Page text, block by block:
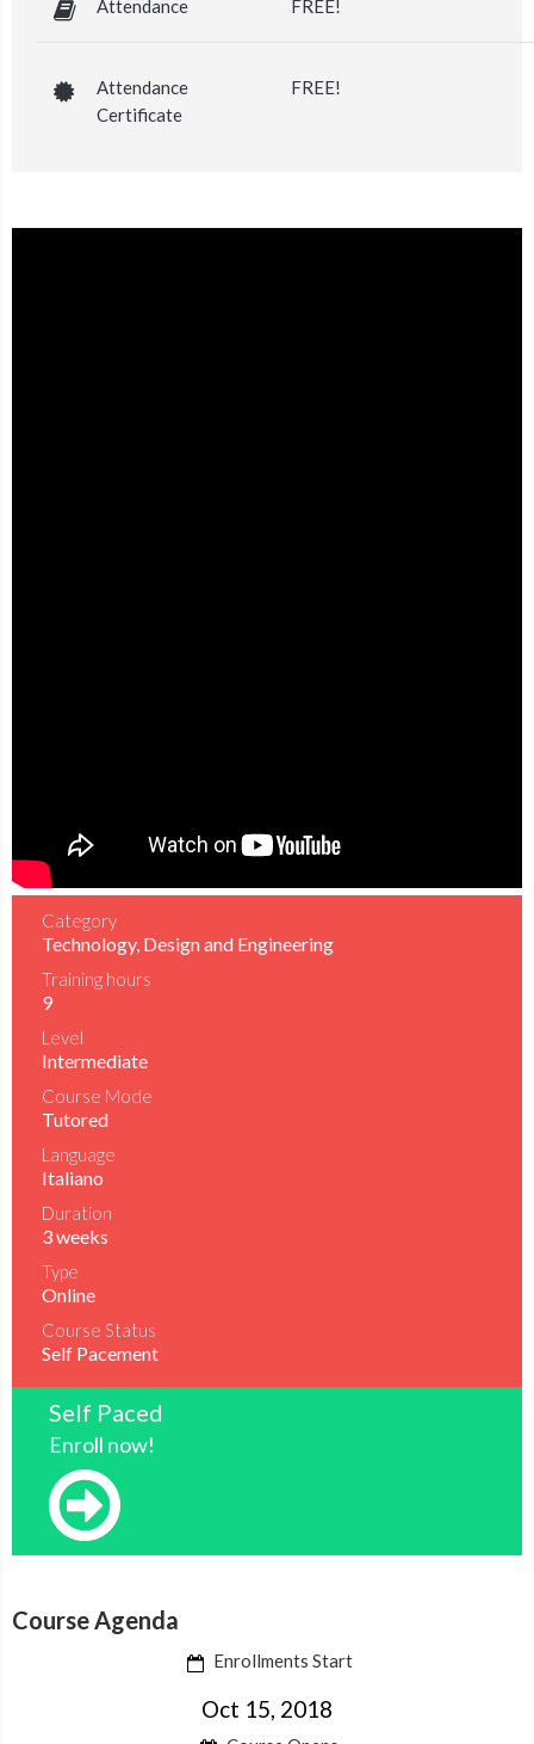
Attendance FREE!
Attendance
Certificate
FREE!
Category
Technology, Design and Engineering
Training hours
9
Level
Intermediate
Course Mode
Tutored
Language
Italiano
Duration
3 weeks
Type
Online
Course Status
Self Pacement
Self Paced
Enroll now!
Course Agenda
Enrollments Start
Oct 15, 2018